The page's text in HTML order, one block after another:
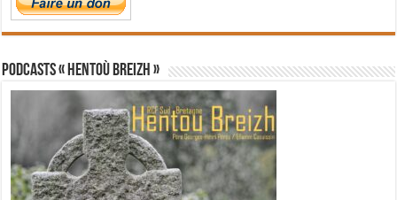
PODCASTS « Hentoù Breizh »